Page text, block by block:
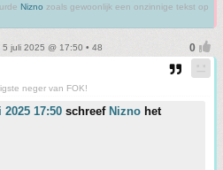
Nizno zoals gewoonlijk een onzinnige tekst op
5 juli 2025 @ 17:50 • 48
neger van FOK!
17:50 schreef Nizno het